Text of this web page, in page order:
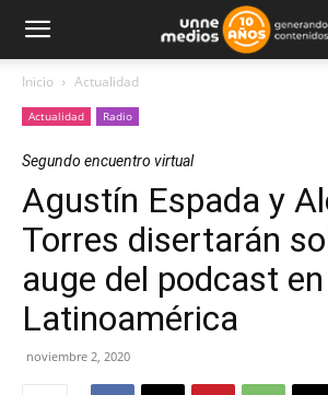
Inicio Actualidad
Actualidad Radio
Segundo encuentro virtual
Agustín Espada y
Torres disertarán
auge del podcast en
Latinoamérica
noviembre 2, 2020